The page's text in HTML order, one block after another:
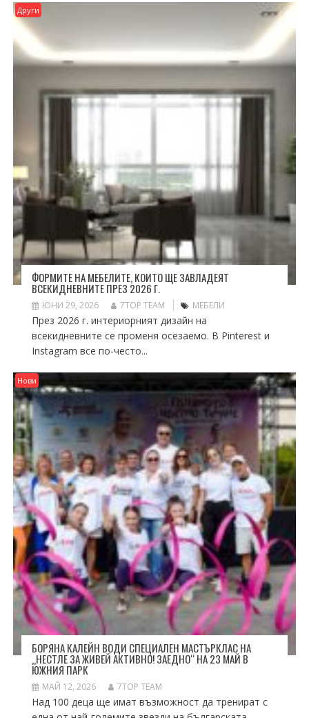
Други
ФОРМИТЕ НА МЕБЕЛИТЕ, КОИТО ЩЕ ЗАВЛАДЕЯТ
ВСЕКИДНЕВНИТЕ ПРЕЗ 2026 Г.
ЮНИ 29, 2026 7TOP TEAM МЕБЕЛИ
През 2026 г. интериорният дизайн на
всекидневните се променя осезаемо. В Pinterest и
Instagram все по-често...
Нови
БОРЯНА КАЛЕЙН ВОДИ СПЕЦИАЛЕН МАСТЪРКЛАС НА
„НЕСТЛЕ ЗА ЖИВЕЙ АКТИВНО! ЗАЕДНО“ НА 23 МАЙ В
ЮЖНИЯ ПАРК
МАЙ 12, 2026 7TOP TEAM
Над 100 деца ще имат възможност да тренират с